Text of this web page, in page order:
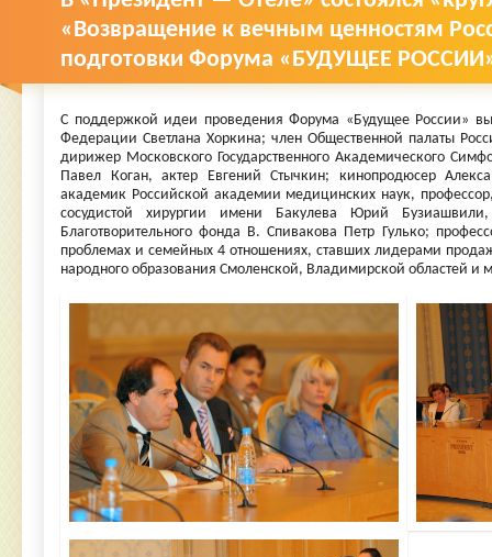
«Возвращение к вечным ценностям
подготовки Форума «БУДУЩЕЕ
С поддержкой идеи проведения Форума «Будущее России»
Федерации Светлана Хоркина; член Общественной палаты
дирижер Московского Государственного Академического
Павел Коган, актер Евгений Стычкин; кинопродюсер
академик Российской академии медицинских наук,
сосудистой хирургии имени Бакулева Юрий Бузиашвили,
Благотворительного фонда В. Спивакова Петр Гулько;
проблемах и семейных 4 отношениях, ставших лидерами
народного образования Смоленской, Владимирской областей и